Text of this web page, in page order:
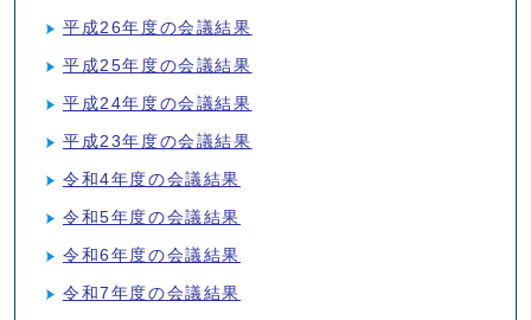
平成26年度の会議結果
平成25年度の会議結果
平成24年度の会議結果
平成23年度の会議結果
令和4年度の会議結果
令和5年度の会議結果
令和6年度の会議結果
令和7年度の会議結果